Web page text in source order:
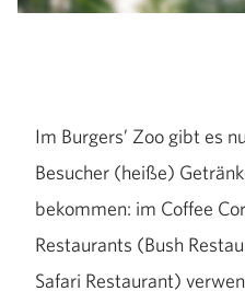
Im Burgers’ Zoo gibt es
Besucher (heiße)
bekommen: im Coffee
Restaurants (Bush
Safari Restaurant)